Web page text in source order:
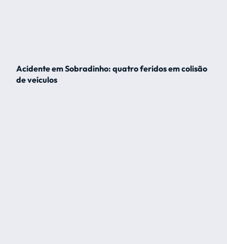
Acidente em Sobradinho: quatro feridos em colisão
de veículos